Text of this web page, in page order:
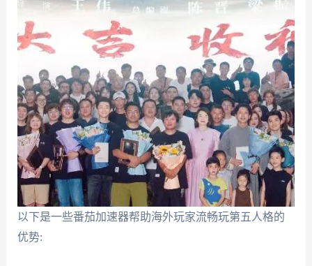
以下是一些番茄加速器帮助海外玩家流畅玩第五人格的
优势: